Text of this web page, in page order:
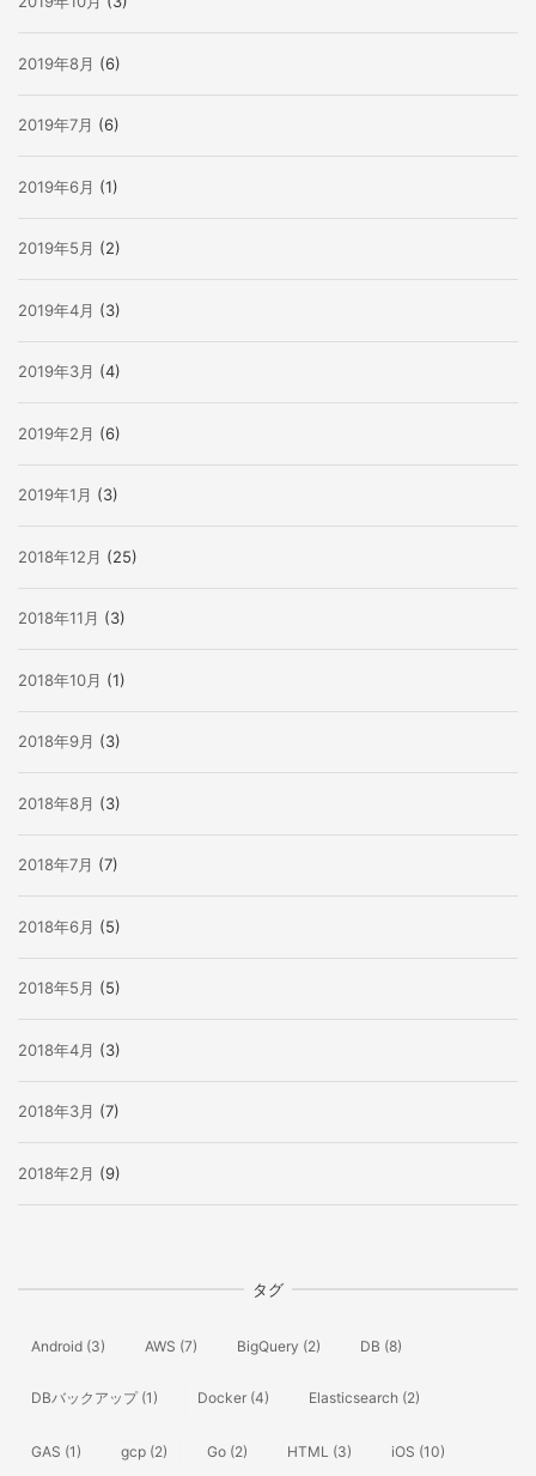
2019年8月 (6)
2019年7月 (6)
2019年6月 (1)
2019年5月 (2)
2019年4月 (3)
2019年3月 (4)
2019年2月 (6)
2019年1月 (3)
2018年12月 (25)
2018年11月 (3)
2018年10月 (1)
2018年9月 (3)
2018年8月 (3)
2018年7月 (7)
2018年6月 (5)
2018年5月 (5)
2018年4月 (3)
2018年3月 (7)
2018年2月 (9)
タグ
Android (3) AWS (7) BigQuery (2) DB (8)
DBバックアップ(1) Docker (4) Elasticsearch (2)
GAS (1) gcp (2) Go (2) HTML (3) iOS (10)